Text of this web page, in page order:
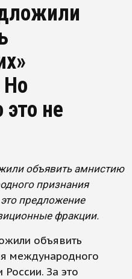
это не
объявить амнистию
признания
предложение
фракции.
объявить
международного
России. За это